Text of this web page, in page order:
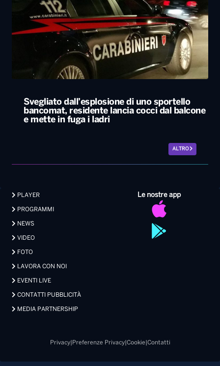
Svegliato dall’esplosione di uno sportello
bancomat, residente lancia cocci dal balcone
e mette in fuga i ladri
ALTRO
Le nostre app
PLAYER
PROGRAMMI
NEWS
VIDEO
FOTO
LAVORA CON NOI
EVENTI LIVE
CONTATTI PUBBLICITÀ
MEDIA PARTNERSHIP
Privacy| Preferenze Privacy| Cookie Contatti